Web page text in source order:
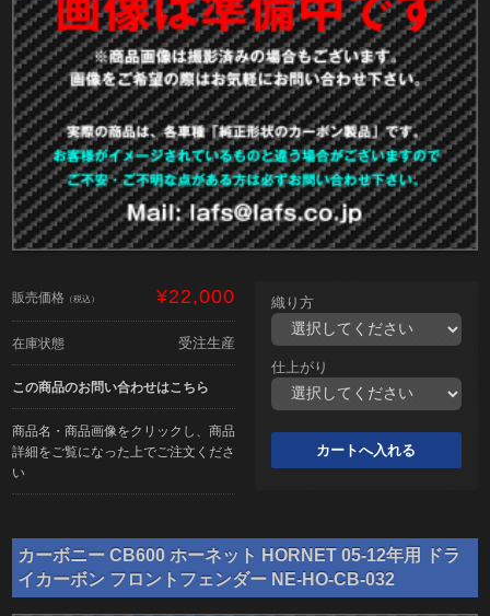
販売価格 （税込） ¥22,000
在庫状態 受注生産
この商品のお問い合わせはこちら
商品名・商品画像をクリックし、商品
詳細をご覧になった上でご注文くださ
い
織り方
仕上がり
カーボニー CB600 ホーネット HORNET 05-12年用 ドラ
イカーボン フロントフェンダー NE-HO-CB-032